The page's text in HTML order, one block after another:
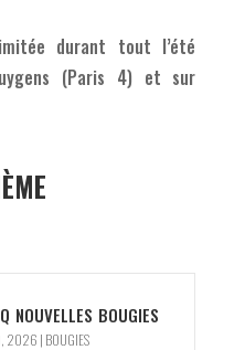
durant tout l’été
(Paris 4) et sur
nouvelles bougies
2026 | BOUGIES